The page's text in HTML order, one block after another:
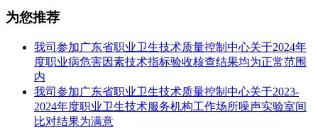
为您推荐
我司参加广东省职业卫生技术质量控制中心关于2024年
度职业病危害因素技术指标验收核查结果均为正常范围
内
我司参加广东省职业卫生技术质量控制中心关于2023-
2024年度职业卫生技术服务机构工作场所噪声实验室间
比对结果为满意